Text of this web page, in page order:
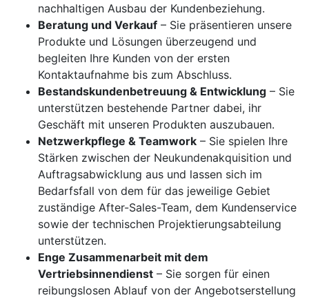
nachhaltigen Ausbau der Kundenbeziehung.
Beratung und Verkauf – Sie präsentieren unsere
Produkte und Lösungen überzeugend und
begleiten Ihre Kunden von der ersten
Kontaktaufnahme bis zum Abschluss.
Bestandskundenbetreuung & Entwicklung – Sie
unterstützen bestehende Partner dabei, ihr
Geschäft mit unseren Produkten auszubauen.
Netzwerkpflege & Teamwork – Sie spielen Ihre
Stärken zwischen der Neukundenakquisition und
Auftragsabwicklung aus und lassen sich im
Bedarfsfall von dem für das jeweilige Gebiet
zuständige After-Sales-Team, dem Kundenservice
sowie der technischen Projektierungsabteilung
unterstützen.
Enge Zusammenarbeit mit dem
Vertriebsinnendienst – Sie sorgen für einen
reibungslosen Ablauf von der Angebotserstellung